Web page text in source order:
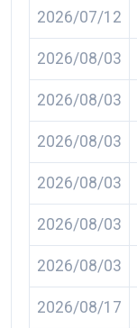
2026/07/12
2026/08/03
2026/08/03
2026/08/03
2026/08/03
2026/08/03
2026/08/03
2026/08/17